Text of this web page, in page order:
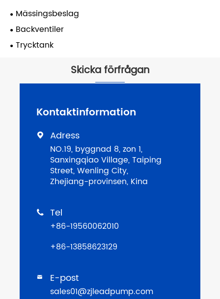
Mässingsbeslag
Backventiler
Trycktank
Skicka förfrågan
Kontaktinformation
 Adress
NO.19, byggnad 8, zon 1,
Sanxingqiao Village, Taiping
Street, Wenling City,
Zhejiang-provinsen, Kina
 Tel
+86-19560062010
+86-13858623129
 E-post
sales01@zjleadpump.com